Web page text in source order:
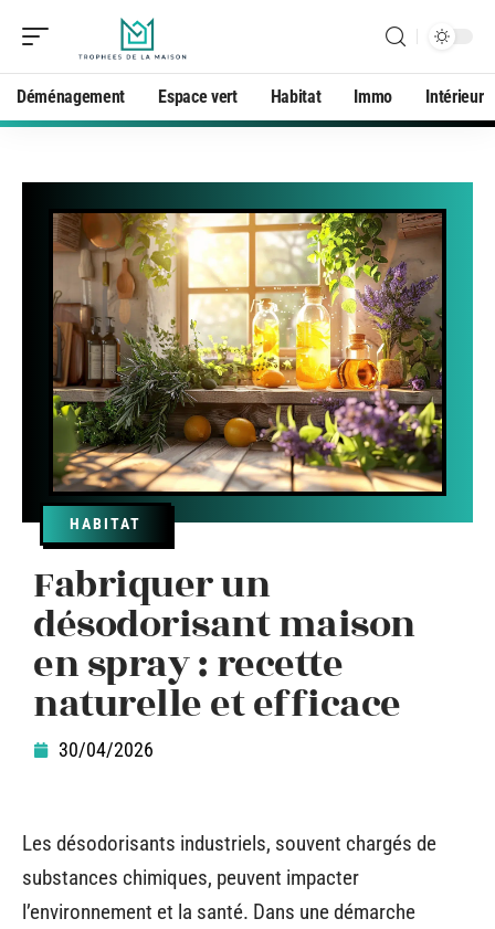
Déménagement Espace vert Habitat Immo Intérieur
HABITAT
Fabriquer un
désodorisant maison
en spray : recette
naturelle et efficace
30/04/2026
Les désodorisants industriels, souvent chargés de
substances chimiques, peuvent impacter
l’environnement et la santé. Dans une démarche